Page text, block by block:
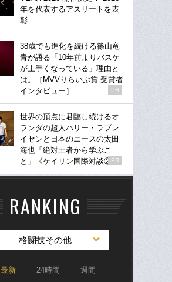
年を代表するアスリートを表
彰
38歳でも進化を続ける篠山竜
青が語る「10年前よりバスケ
が上手くなっている」理由と
は。［MVVりらいぶ賞 受賞者
インタビュー］
PR
世界の頂点に君臨し続けるオ
ランダの超人ハリー・ラブレ
イセンと日本のエースの太田
海也「絶対王者から学ぶこ
と」《ケイリン国際対談②》
PR
RANKING
格闘技その他
最新 24時間 週間